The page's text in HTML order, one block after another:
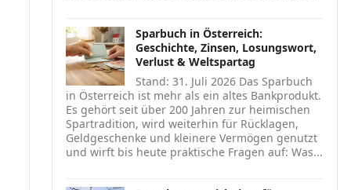
Sparbuch in Österreich:
Geschichte, Zinsen, Losungswort,
Verlust & Weltspartag
Stand: 31. Juli 2026 Das Sparbuch
in Österreich ist mehr als ein altes Bankprodukt.
Es gehört seit über 200 Jahren zur heimischen
Spartradition, wird weiterhin für Rücklagen,
Geldgeschenke und kleinere Vermögen genutzt
und wirft bis heute praktische Fragen auf: Was...